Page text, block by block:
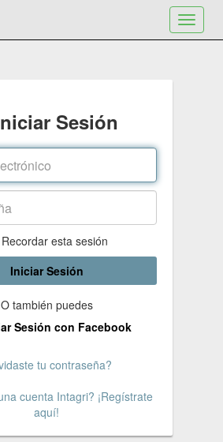
Toggle
Sesión
Recordar esta sesión
Iniciar Sesión
O también puedes
Sesión con Facebook
tu contraseña?
cuenta Intagri? ¡Regístrate
aquí!